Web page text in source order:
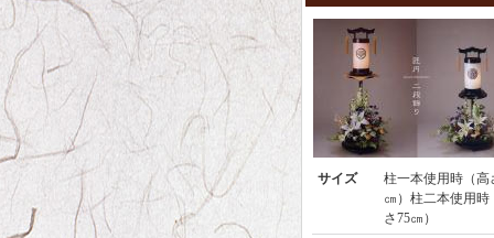
サイズ
柱一本使用時（高
㎝）柱二本使用時
さ75㎝）